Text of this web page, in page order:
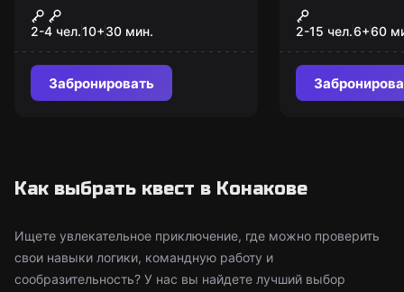
Minecraft
2-4 чел.10+30 мин.
Забронировать
Лазертаг
2-15 чел.6+60
Как выбрать квест в Конакове
Ищете увлекательное приключение, где можно проверить
свои навыки логики, командную работу и
сообразительность? У нас вы найдете лучший выбор